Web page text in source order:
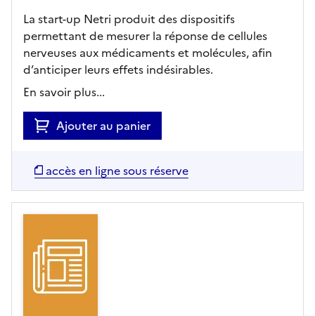
La start-up Netri produit des dispositifs
permettant de mesurer la réponse de cellules
nerveuses aux médicaments et molécules, afin
d’anticiper leurs effets indésirables.
En savoir plus...
Ajouter au panier
accès en ligne sous réserve